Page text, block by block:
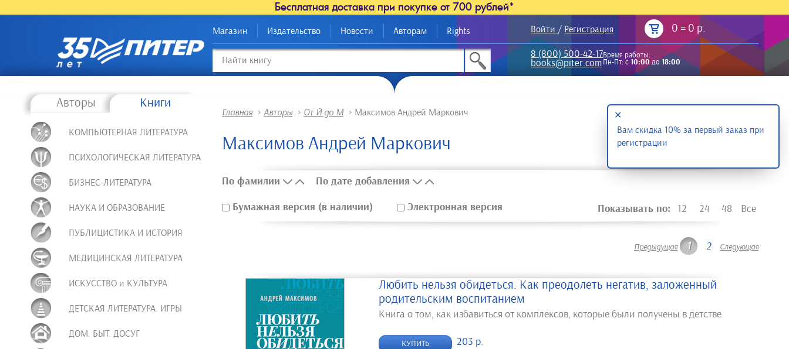
Бесплатная доставка при покупке от 700 рублей*
Магазин Издательство Новости Авторам Rights Войти / Регистрация 0 = 0 р.
8 (800) 500-42-17
books@piter.com
Время работы:
Пн-Пт: с10:00до18:00
Авторы Книги
КОМПЬЮТЕРНАЯ ЛИТЕРАТУРА
ПСИХОЛОГИЧЕСКАЯ ЛИТЕРАТУРА
БИЗНЕС-ЛИТЕРАТУРА
НАУКА И ОБРАЗОВАНИЕ
ПУБЛИЦИСТИКА И ИСТОРИЯ
МЕДИЦИНСКАЯ ЛИТЕРАТУРА
ИСКУССТВО и КУЛЬТУРА
ДЕТСКАЯ ЛИТЕРАТУРА. ИГРЫ
ДОМ. БЫТ. ДОСУГ
Главная > Авторы > От Й до М > Максимов Андрей Маркович
Максимов Андрей Маркович
По фамилии По дате добавления
Бумажная версия (в наличии) Электронная версия Показывать по: 12 24 48 Все
Предыдущая 1 2 Следующая
Любить нельзя обидеться. Как преодолеть негатив, заложенный
родительским воспитанием
Книга о том, как избавиться от комплексов, которые были получены в детстве.
КУПИТЬ 203 р.
Вам скидка 10% за первый заказ при
регистрации
✕